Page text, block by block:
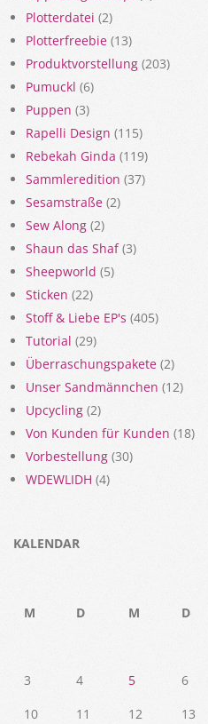
Plotterdatei (2)
Plotterfreebie (13)
Produktvorstellung (203)
Pumuckl (6)
Puppen (3)
Rapelli Design (115)
Rebekah Ginda (119)
Sammleredition (37)
Sesamstraße (2)
Sew Along (2)
Shaun das Shaf(3)
Sheepworld (5)
Sticken (22)
Stoff & Liebe EP's (405)
Tutorial (29)
Überraschungspakete (2)
Unser Sandmännchen (12)
Upcycling (2)
Von Kunden für Kunden (18)
Vorbestellung (30)
WDEWLIDH (4)
KALENDAR
M
D M D
3
4 5 6
10
11 12 13